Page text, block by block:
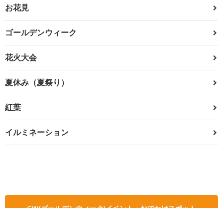
お花見
ゴールデンウィーク
花火大会
夏休み（夏祭り）
紅葉
イルミネーション